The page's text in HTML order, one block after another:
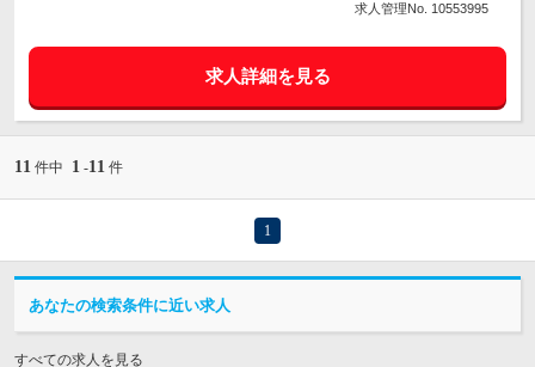
求人管理No. 10553995
求人詳細を見る
11 件中 1 -11 件
1
あなたの検索条件に近い求人
すべての求人を見る